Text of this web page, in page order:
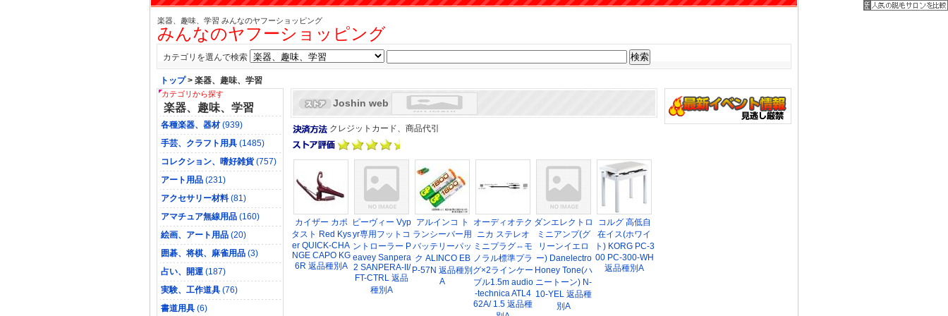
楽器、趣味、学習 みんなのヤフーショッピング
みんなのヤフーショッピング
カテゴリを選んで検索
トップ> 楽器、趣味、学習
カテゴリから探す
楽器、趣味、学習
各種楽器、器材(939)
手芸、クラフト用具 (1485)
コレクション、嗜好雑貨(757)
アート用品 (231)
アクセサリー材料 (81)
アマチュア無線用品 (160)
絵画、アート用品 (20)
囲碁、将棋、麻雀用品 (3)
占い、開運 (187)
実験、工作道具 (76)
書道用具 (6)
Joshin web
クレジットカード、商品代引
カイザー カポ
タスト Red Kys
er QUICK-CHA
NGE CAPO KG
6R 返品種別A
ピーヴィー Vyp
yr専用フットコ
ントローラー P
eavey Sanpera
2 SANPERA-II/
FT-CTRL 返品
種別A
アルインコ ト
ランシーバー用
バッテリーパッ
ク ALINCO EB
P-57N 返品種別
A
オーディオテク
ニカ ステレオ
ミニプラグ⇔モ
ノラル標準プラ
グ×2ラインケー
ブル1.5m audio
-technica ATL4
62A/ 1.5 返品種
ダンエレクトロ
ミニアンプ(グ
リーンイエロ
ー) Danelectro
Honey Tone(ハ
ニートーン) N-
10-YEL 返品種
別A
コルグ 高低自
在イス(ホワイ
ト) KORG PC-3
00 PC-300-WH
返品種別A